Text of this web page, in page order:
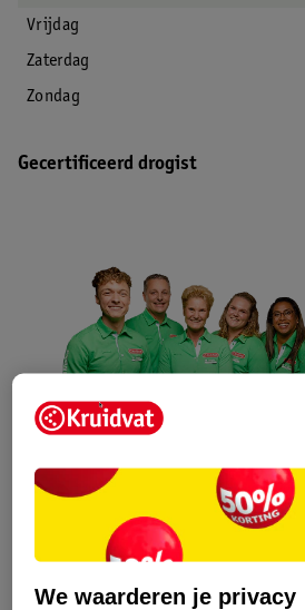
Vrijdag
Zaterdag
Zondag
Gecertificeerd drogist
Kruidvat is een erkend specialist in
zelfzorg, ook online. Wat je
gezondheidsvraag ook is, stel hem aan
We waarderen je privacy